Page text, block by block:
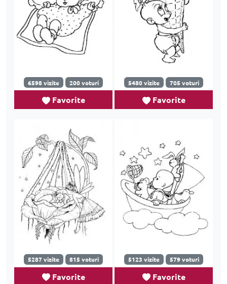
6598 vizite 200 voturi
Favorite
5480 vizite 705 voturi
Favorite
5287 vizite 815 voturi
Favorite
5123 vizite 579 voturi
Favorite